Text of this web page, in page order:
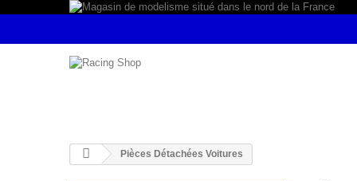
Pièces Détachées Voitures